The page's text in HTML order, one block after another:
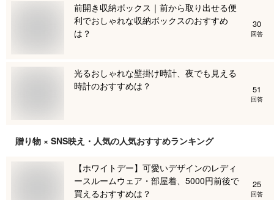
前開き収納ボックス｜前から取り出せる便
利でおしゃれな収納ボックスのおすすめ
は？
30
回答
光るおしゃれな壁掛け時計、夜でも見える
時計のおすすめは？
51
回答
贈り物 × SNS映え・人気の人気おすすめランキング
【ホワイトデー】可愛いデザインのレディ
ースルームウェア・部屋着、5000円前後で
買えるおすすめは？
25
回答